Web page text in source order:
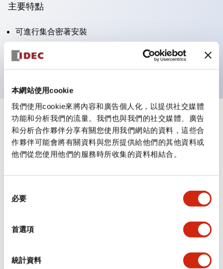
本網站使用cookie
我們使用cookie來將內容和廣告個人化，以提供社交媒體
功能和分析我們的流量。我們也與我們的社交媒體、廣告
和分析合作夥伴分享有關您使用我們網站的資料，這些合
作夥伴可能會將有關資料與您所提供給他們的其他資料或
他們從您使用他們的服務時所收集的資料相結合。
必要
首選項
統計資料
主要特點
可進行集合密著安裝
附鎖選擇開關採用高安全性的彈子鎖結構
防護結構為IP65（IEC60529）
規格 顯示全部
審美規範
環境規範
功能規格